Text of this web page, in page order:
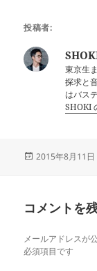
投稿者:
東京生
探求と
はバス
SHOKI
投
2015年8月11日
コメントを
メールアドレスが
必須項目です